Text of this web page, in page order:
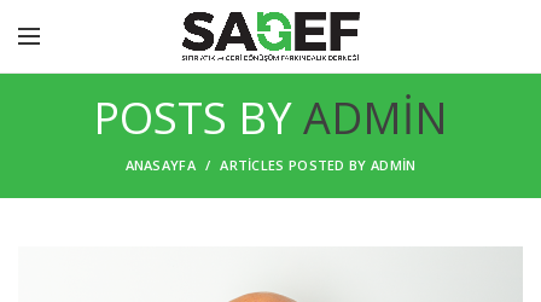
POSTS BYADMIN
ANASAYFA ARTICLES POSTED BY ADMIN